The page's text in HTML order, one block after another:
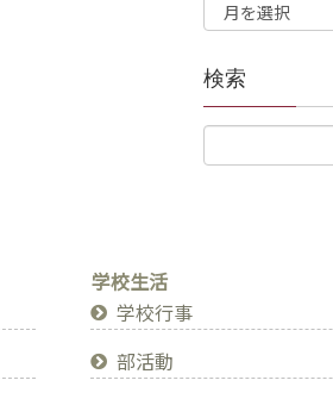
検索
学校生活
学校行事
部活動